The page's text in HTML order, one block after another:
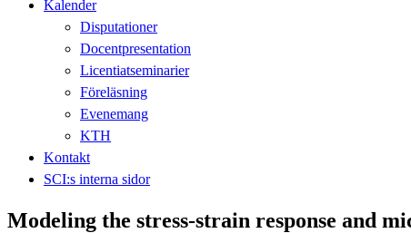
Kalender
Disputationer
Docentpresentation
Licentiatseminarier
Föreläsning
Evenemang
KTH
Kontakt
SCI:s interna sidor
Modeling the stress-strain response and